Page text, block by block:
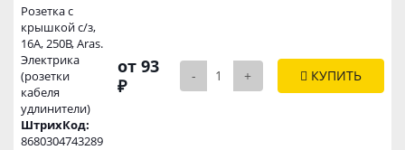
Розетка с
крышкой с/з,
16А, 250В, Aras.
Электрика
(розетки
кабеля
удлинители)
ШтрихКод:
8680304743289
от 93
₽
- + КУПИТЬ